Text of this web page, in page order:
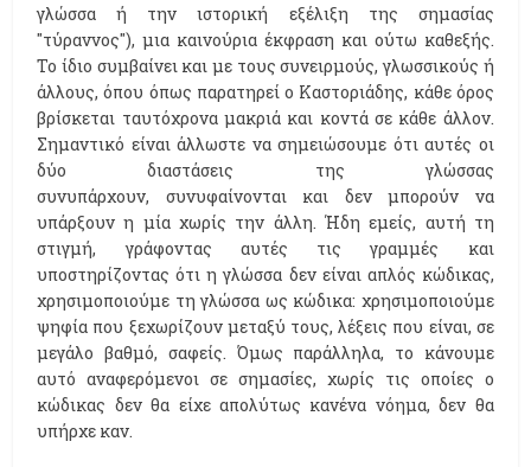
γλώσσα ή την ιστορική εξέλιξη της σημασίας
"τύραννος"), μια καινούρια έκφραση και ούτω καθεξής.
Το ίδιο συμβαίνει και με τους συνειρμούς, γλωσσικούς ή
άλλους, όπου όπως παρατηρεί ο Καστοριάδης, κάθε όρος
βρίσκεται ταυτόχρονα μακριά και κοντά σε κάθε άλλον.
Σημαντικό είναι άλλωστε να σημειώσουμε ότι αυτές οι
δύο διαστάσεις της γλώσσας
συνυπάρχουν, συνυφαίνονται και δεν μπορούν να
υπάρξουν η μία χωρίς την άλλη. Ήδη εμείς, αυτή τη
στιγμή, γράφοντας αυτές τις γραμμές και
υποστηρίζοντας ότι η γλώσσα δεν είναι απλός κώδικας,
χρησιμοποιούμε τη γλώσσα ως κώδικα: χρησιμοποιούμε
ψηφία που ξεχωρίζουν μεταξύ τους, λέξεις που είναι, σε
μεγάλο βαθμό, σαφείς. Όμως παράλληλα, το κάνουμε
αυτό αναφερόμενοι σε σημασίες, χωρίς τις οποίες ο
κώδικας δεν θα είχε απολύτως κανένα νόημα, δεν θα
υπήρχε καν.